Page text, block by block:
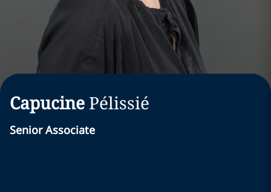
Capucine Pélissié
Senior Associate